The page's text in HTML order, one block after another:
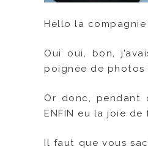
Hello la compagnie
Oui oui, bon,
poignée de photos
Or donc, pendant
ENFIN eu la joie
Il faut que vous